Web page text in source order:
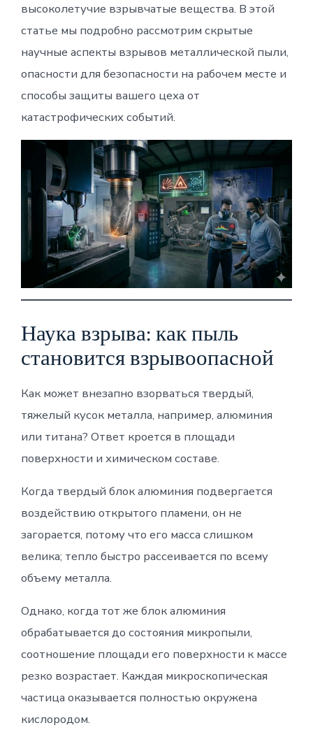
высоколетучие взрывчатые вещества. В этой
статье мы подробно рассмотрим скрытые
научные аспекты взрывов металлической пыли,
опасности для безопасности на рабочем месте и
способы защиты вашего цеха от
катастрофических событий.
Наука взрыва: как пыль
становится взрывоопасной
Как может внезапно взорваться твердый,
тяжелый кусок металла, например, алюминия
или титана? Ответ кроется в площади
поверхности и химическом составе.
Когда твердый блок алюминия подвергается
воздействию открытого пламени, он не
загорается, потому что его масса слишком
велика; тепло быстро рассеивается по всему
объему металла.
Однако, когда тот же блок алюминия
обрабатывается до состояния микропыли,
соотношение площади его поверхности к массе
резко возрастает. Каждая микроскопическая
частица оказывается полностью окружена
кислородом.